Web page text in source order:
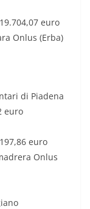
euro
Onlus (Erba)
di Piadena
euro
euro
Onlus